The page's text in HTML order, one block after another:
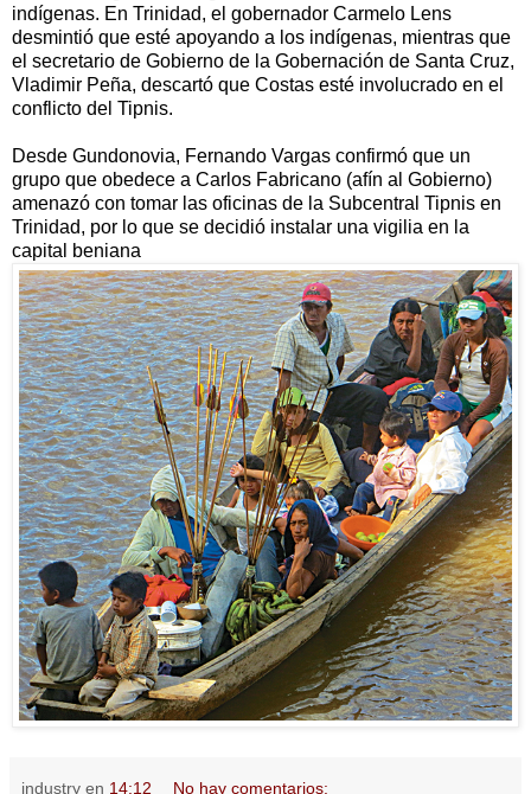
indígenas. En Trinidad, el gobernador Carmelo Lens
desmintió que esté apoyando a los indígenas, mientras que
el secretario de Gobierno de la Gobernación de Santa Cruz,
Vladimir Peña, descartó que Costas esté involucrado en el
conflicto del Tipnis.
Desde Gundonovia, Fernando Vargas confirmó que un
grupo que obedece a Carlos Fabricano (afín al Gobierno)
amenazó con tomar las oficinas de la Subcentral Tipnis en
Trinidad, por lo que se decidió instalar una vigilia en la
capital beniana
industry en 14:12 No hay comentarios: